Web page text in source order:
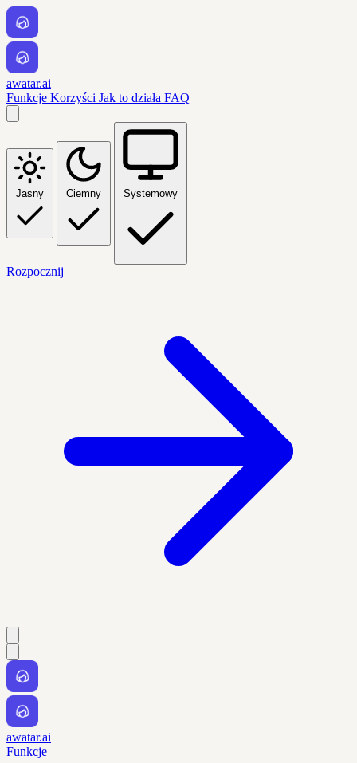
awatar.ai
Funkcje Korzyści Jak to działa FAQ
Jasny Ciemny Systemowy
Rozpocznij
awatar.ai
Funkcje